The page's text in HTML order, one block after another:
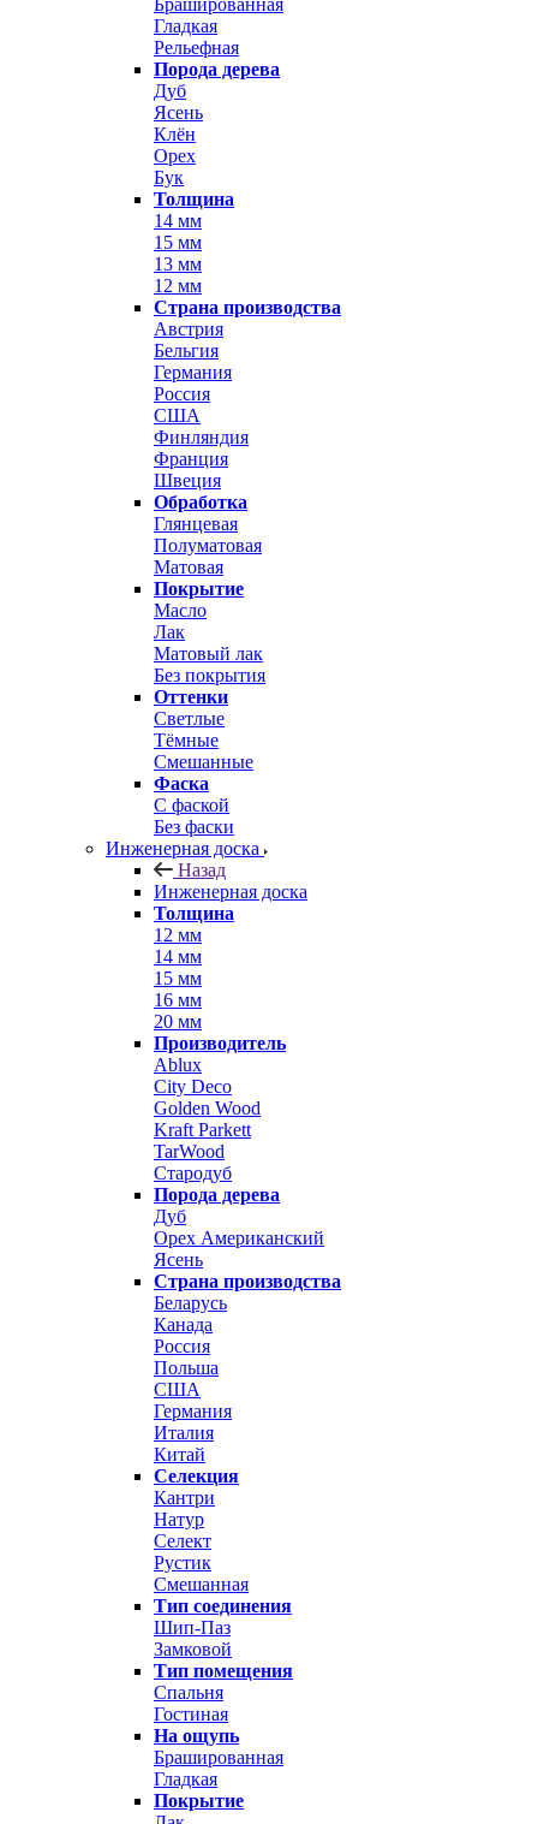
Гладкая
Рельефная
Порода дерева
Дуб
Ясень
Клён
Орех
Бук
Толщина
14 мм
15 мм
13 мм
12 мм
Страна производства
Австрия
Бельгия
Германия
Россия
США
Финляндия
Франция
Швеция
Обработка
Глянцевая
Полуматовая
Матовая
Покрытие
Масло
Лак
Матовый лак
Без покрытия
Оттенки
Светлые
Тёмные
Смешанные
Фаска
С фаской
Без фаски
Инженерная доска
Назад
Инженерная доска
Толщина
12 мм
14 мм
15 мм
16 мм
20 мм
Производитель
Ablux
City Deco
Golden Wood
Kraft Parkett
TarWood
Стародуб
Порода дерева
Дуб
Орех Американский
Ясень
Страна производства
Беларусь
Канада
Россия
Польша
США
Германия
Италия
Китай
Селекция
Кантри
Натур
Селект
Рустик
Смешанная
Тип соединения
Шип-Паз
Замковой
Тип помещения
Спальня
Гостиная
На ощупь
Брашированная
Гладкая
Покрытие